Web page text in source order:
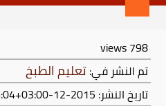
798
views
تم النشر في:تعليم الطبخ
تاريخ النشر: 2015-12-28T16:46:04+03:00